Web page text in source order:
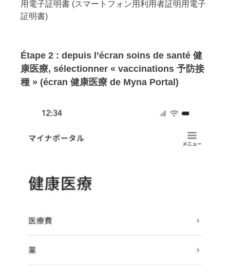
用電子証明書 (スマートフォン用利用者証明用電子
証明書)
Étape 2 : depuis l’écran soins de santé 健
康医療, sélectionner « vaccinations 予防接
種 » (écran 健康医療 de Myna Portal)